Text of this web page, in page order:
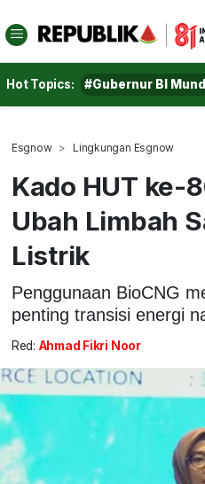
Hot Topics: #Gubernur BI
Esgnow Lingkungan Esgnow
Kado HUT ke-
Ubah Limbah
Listrik
Penggunaan BioCNG
penting transisi energi
Red: Ahmad Fikri Noor